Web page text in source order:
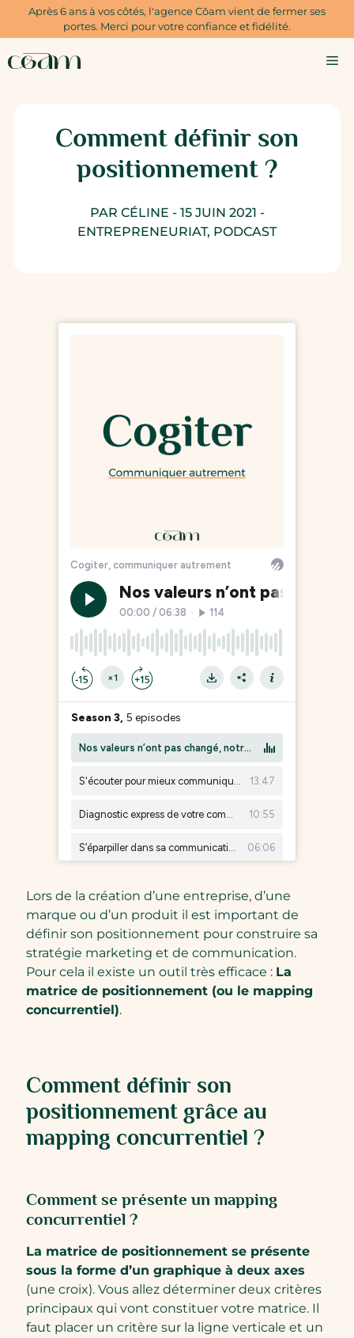
Après 6 ans à vos côtés, l'agence Cōam vient de fermer ses
portes. Merci pour votre confiance et fidélité.
Comment définir son
positionnement ?
PAR CÉLINE - 15 JUIN 2021 -
ENTREPRENEURIAT, PODCAST
Lors de la création d’une entreprise, d’une
marque ou d’un produit il est important de
définir son positionnement pour construire sa
stratégie marketing et de communication.
Pour cela il existe un outil très efficace : La
matrice de positionnement (ou le mapping
concurrentiel).
Comment définir son
positionnement grâce au
mapping concurrentiel ?
Comment se présente un mapping
concurrentiel ?
La matrice de positionnement se présente
sous la forme d’un graphique à deux axes
(une croix). Vous allez déterminer deux critères
principaux qui vont constituer votre matrice. Il
faut placer un critère sur la ligne verticale et un